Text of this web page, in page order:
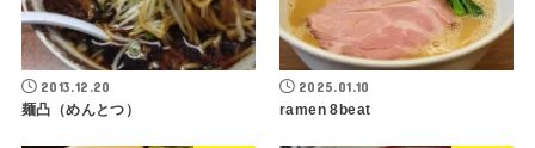
2013.12.20
麺凸（めんとつ）
2025.01.10
ramen 8beat